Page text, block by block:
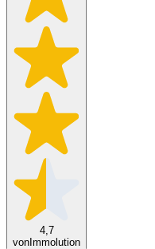
4,7
von Immolution